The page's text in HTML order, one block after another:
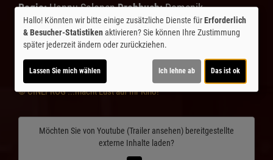
Regie:Hannu SalonenDrehbuch:Domenik
Pockberger, Stephan FalkGenre:Drama Land:
Deutschland 2026Verleih:Majestic/Warner
Inhalte zum Teil von
© CINEPROG ...macht Lust auf Ihr Kino!
Möchten Sie von Youtube (Trailer ansehen) bereitgestellte
externe Inhalte laden?
Hallo! Könnten wir bitte einige zusätzliche Dienste fürErforderlich
& Besucher-Statistikenaktivieren? Sie können Ihre Zustimmung
später jederzeit ändern oder zurückziehen.
Lassen Sie mich wählen Ich lehne ab Das ist ok